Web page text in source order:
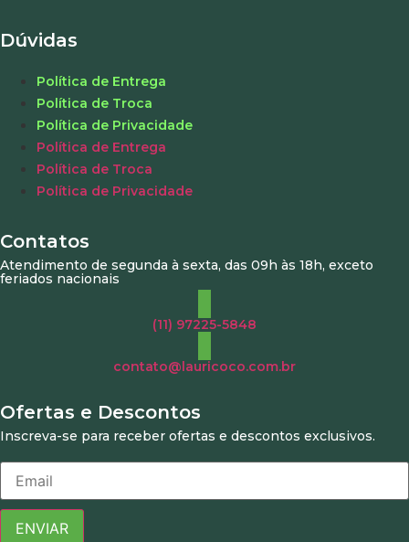
Dúvidas
Política de Entrega
Política de Troca
Política de Privacidade
Política de Entrega
Política de Troca
Política de Privacidade
Contatos
Atendimento de segunda à sexta, das 09h às 18h, exceto
feriados nacionais
(11) 97225-5848
contato@lauricoco.com.br
Ofertas e Descontos
Inscreva-se para receber ofertas e descontos exclusivos.
ENVIAR